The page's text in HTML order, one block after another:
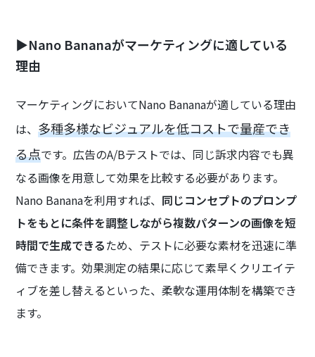
▶Nano Bananaがマーケティングに適している
理由
マーケティングにおいてNano Bananaが適している理由
は、多種多様なビジュアルを低コストで量産でき
る点です。広告のA/Bテストでは、同じ訴求内容でも異
なる画像を用意して効果を比較する必要があります。
Nano Bananaを利用すれば、 同じコンセプトのプロンプ
トをもとに条件を調整しながら複数パターンの画像を短
時間で生成できるため、テストに必要な素材を迅速に準
備できます。効果測定の結果に応じて素早くクリエイテ
ィブを差し替えるといった、柔軟な運用体制を構築でき
ます。